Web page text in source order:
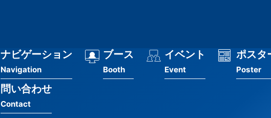
ナビゲーション
Navigation
ブース
Booth
イベント
Event
ポスタ
Poster
問い合わせ
Contact